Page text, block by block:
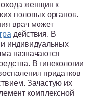
женщин к
половых органов.
врач может
действия. В
и индивидуальных
назначаются
В гинекологии
придатков
Зачастую их
комплексной